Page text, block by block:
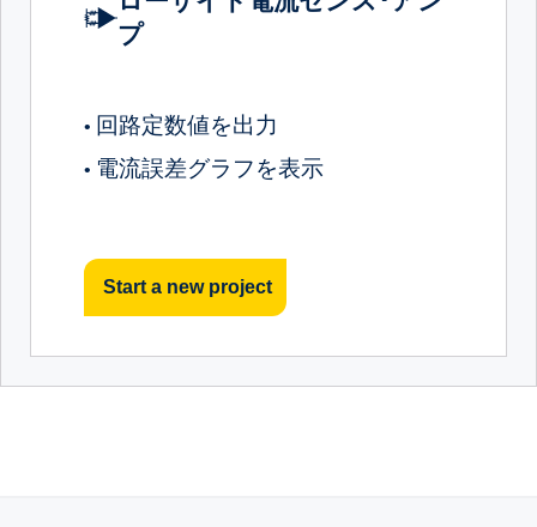
プ
• 回路定数値を出力
• 電流誤差グラフを表示
Start a new project